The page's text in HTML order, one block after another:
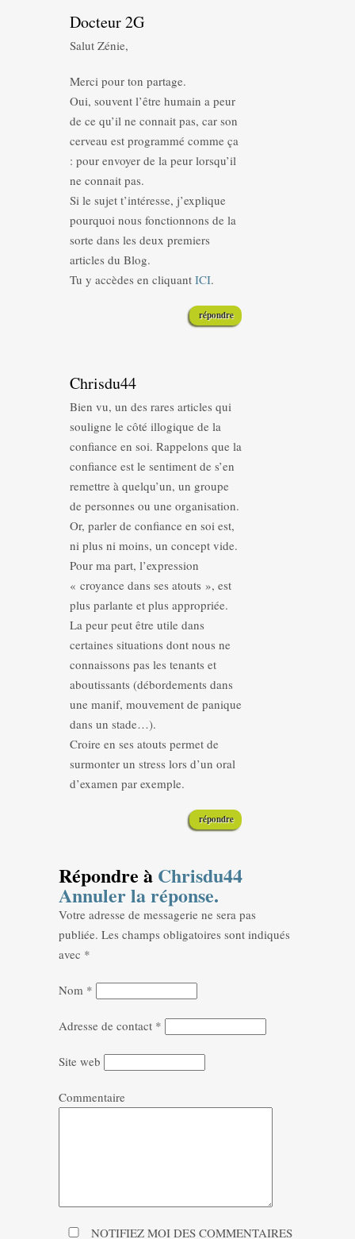
Docteur 2G
Salut Zénie,
Merci pour ton partage.
Oui, souvent l’être humain a peur
de ce qu’il ne connait pas, car son
cerveau est programmé comme ça
: pour envoyer de la peur lorsqu’il
ne connait pas.
Si le sujet t’intéresse, j’explique
pourquoi nous fonctionnons de la
sorte dans les deux premiers
articles du Blog.
Tu y accèdes en cliquant ICI.
répondre
Chrisdu44
Bien vu, un des rares articles qui
souligne le côté illogique de la
confiance en soi. Rappelons que la
confiance est le sentiment de s’en
remettre à quelqu’un, un groupe
de personnes ou une organisation.
Or, parler de confiance en soi est,
ni plus ni moins, un concept vide.
Pour ma part, l’expression
« croyance dans ses atouts », est
plus parlante et plus appropriée.
La peur peut être utile dans
certaines situations dont nous ne
connaissons pas les tenants et
aboutissants (débordements dans
une manif, mouvement de panique
dans un stade…).
Croire en ses atouts permet de
surmonter un stress lors d’un oral
d’examen par exemple.
répondre
Répondre à Chrisdu44
Annuler la réponse.
Votre adresse de messagerie ne sera pas
publiée. Les champs obligatoires sont indiqués
avec *
Nom *
Adresse de contact *
Site web
Commentaire
NOTIFIEZ MOI DES COMMENTAIRES